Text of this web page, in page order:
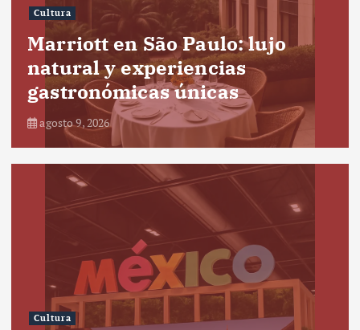
Cultura
Marriott en São Paulo: lujo
natural y experiencias
gastronómicas únicas
agosto 9, 2026
Cultura